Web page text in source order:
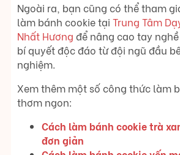
Ngoài ra, bạn cũng có thể tham
làm bánh cookie tại Trung Tâm
Nhất Hương để nâng cao tay
bí quyết độc đáo từ đội ngũ đầu
nghiệm.
Xem thêm một số công thức làm
thơm ngon:
Cách làm bánh cookie trà
đơn giản